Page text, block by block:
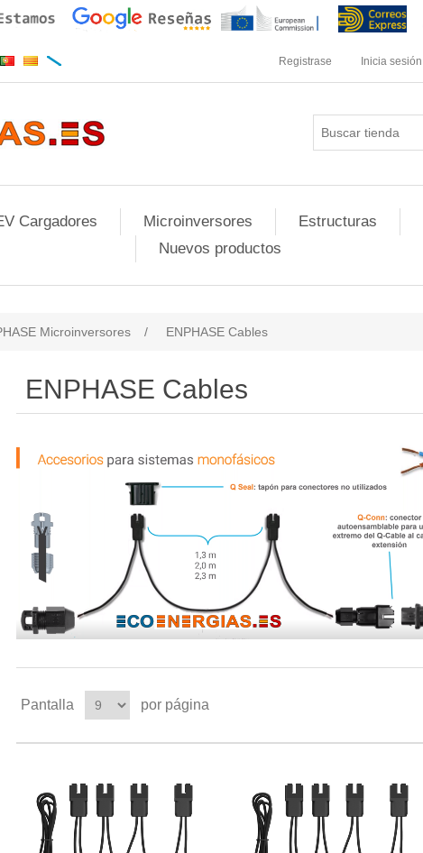
Registrase Inicia sesión
Cargadores Microinversores Estructuras
Nuevos productos
Microinversores / ENPHASE Cables
ENPHASE Cables
Pantalla por página